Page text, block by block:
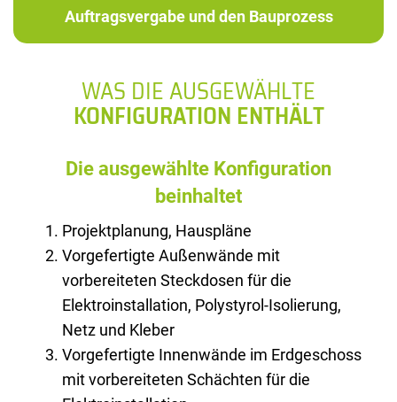
Auftragsvergabe und den Bauprozess
WAS DIE AUSGEWÄHLTE
KONFIGURATION ENTHÄLT
Die ausgewählte Konfiguration
beinhaltet
Projektplanung, Hauspläne
Vorgefertigte Außenwände mit
vorbereiteten Steckdosen für die
Elektroinstallation, Polystyrol-Isolierung,
Netz und Kleber
Vorgefertigte Innenwände im Erdgeschoss
mit vorbereiteten Schächten für die